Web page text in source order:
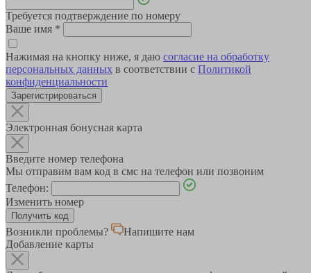
Требуется подтверждение по номеру
Ваше имя *
Нажимая на кнопку ниже, я даю согласие на обработку
персональных данных в соответствии с Политикой
конфиденциальности
Зарегистрироваться
Электронная бонусная карта
Введите номер телефона
Мы отправим вам код в смс на телефон или позвоним
Телефон:
Изменить номер
Возникли проблемы?
Напишите нам
Добавление карты